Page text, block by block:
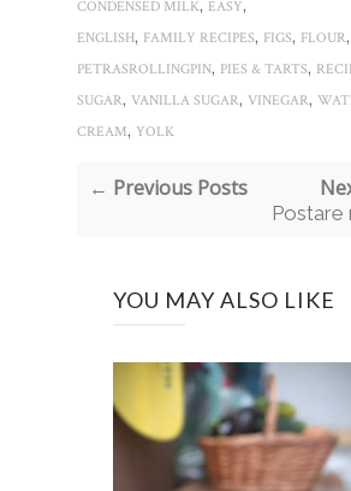
CONDENSED MILK, EASY,
ENGLISH, FAMILY RECIPES, FIGS, FLOUR,
PETRASROLLINGPIN, PIES & TARTS,
SUGAR, VANILLA SUGAR, VINEGAR,
CREAM, YOLK
← Previous Posts
Postare
YOU MAY ALSO LIKE